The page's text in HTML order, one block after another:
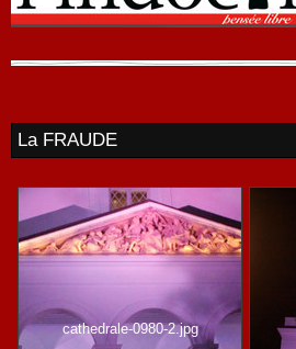
La FRAUDE
cathedrale-0980-2.jpg